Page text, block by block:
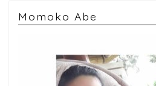
Momoko Abe